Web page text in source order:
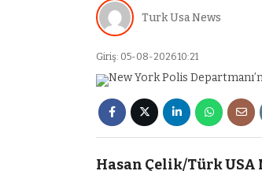
Turk Usa News
Giriş: 05-08-2026 10:21
Hasan Çelik/Türk USA